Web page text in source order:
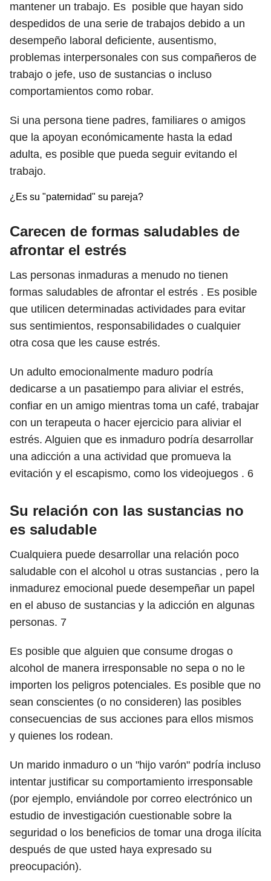
mantener un trabajo. Es posible que hayan sido
despedidos de una serie de trabajos debido a un
desempeño laboral deficiente, ausentismo,
problemas interpersonales con sus compañeros de
trabajo o jefe, uso de sustancias o incluso
comportamientos como robar.
Si una persona tiene padres, familiares o amigos
que la apoyan económicamente hasta la edad
adulta, es posible que pueda seguir evitando el
trabajo.
¿Es su "paternidad" su pareja?
Carecen de formas saludables de
afrontar el estrés
Las personas inmaduras a menudo no tienen
formas saludables de afrontar el estrés . Es posible
que utilicen determinadas actividades para evitar
sus sentimientos, responsabilidades o cualquier
otra cosa que les cause estrés.
Un adulto emocionalmente maduro podría
dedicarse a un pasatiempo para aliviar el estrés,
confiar en un amigo mientras toma un café, trabajar
con un terapeuta o hacer ejercicio para aliviar el
estrés. Alguien que es inmaduro podría desarrollar
una adicción a una actividad que promueva la
evitación y el escapismo, como los videojuegos . 6
Su relación con las sustancias no
es saludable
Cualquiera puede desarrollar una relación poco
saludable con el alcohol u otras sustancias , pero la
inmadurez emocional puede desempeñar un papel
en el abuso de sustancias y la adicción en algunas
personas. 7
Es posible que alguien que consume drogas o
alcohol de manera irresponsable no sepa o no le
importen los peligros potenciales. Es posible que no
sean conscientes (o no consideren) las posibles
consecuencias de sus acciones para ellos mismos
y quienes los rodean.
Un marido inmaduro o un "hijo varón" podría incluso
intentar justificar su comportamiento irresponsable
(por ejemplo, enviándole por correo electrónico un
estudio de investigación cuestionable sobre la
seguridad o los beneficios de tomar una droga ilícita
después de que usted haya expresado su
preocupación).